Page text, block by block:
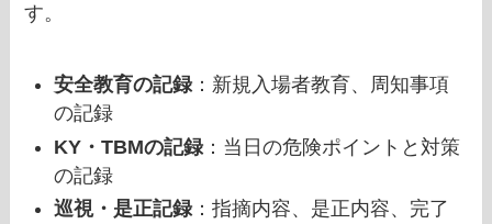
す。
安全教育の記録：新規入場者教育、周知事項
の記録
KY・TBMの記録：当日の危険ポイントと対策
の記録
巡視・是正記録：指摘内容、是正内容、完了